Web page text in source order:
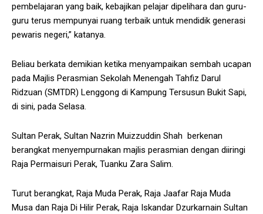
pembelajaran yang baik, kebajikan pelajar dipelihara dan guru-
guru terus mempunyai ruang terbaik untuk mendidik generasi
pewaris negeri,” katanya.
Beliau berkata demikian ketika menyampaikan sembah ucapan
pada Majlis Perasmian Sekolah Menengah Tahfiz Darul
Ridzuan (SMTDR) Lenggong di Kampung Tersusun Bukit Sapi,
di sini, pada Selasa.
Sultan Perak, Sultan Nazrin Muizzuddin Shah
berkenan
berangkat menyempurnakan majlis perasmian dengan diiringi
Raja Permaisuri Perak, Tuanku Zara Salim.
Turut berangkat, Raja Muda Perak, Raja Jaafar Raja Muda
Musa dan Raja Di Hilir Perak, Raja Iskandar Dzurkarnain Sultan